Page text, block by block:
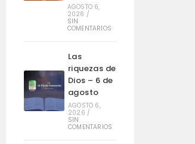
AGOSTO 6,
2026 /
SIN
COMENTARIOS
Las
riquezas de
Dios – 6 de
agosto
AGOSTO 6,
2026 /
SIN
COMENTARIOS